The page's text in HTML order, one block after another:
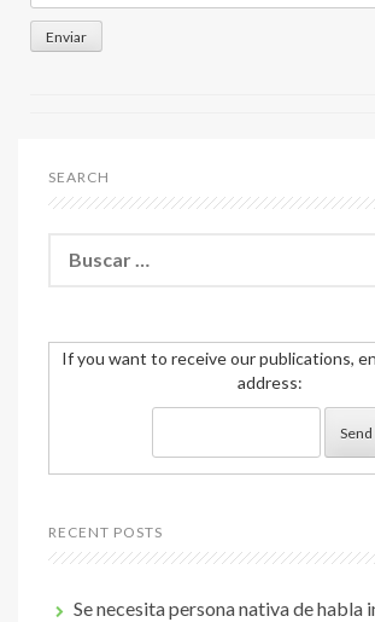
SEARCH
If you want to receive our publications,
address:
RECENT POSTS
Se necesita persona nativa de habla